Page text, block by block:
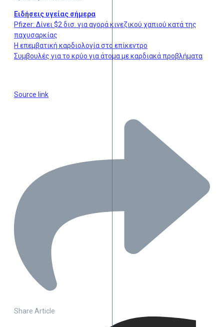
Ειδήσεις υγείας σήμερα
Pfizer: Δίνει $2 δισ. για αγορά κινεζικού χαπιού κατά της
παχυσαρκίας
Η επεμβατική καρδιολογία στο επίκεντρο
Συμβουλές για το κρύο για άτομα με καρδιακά προβλήματα
Source link
Share Article